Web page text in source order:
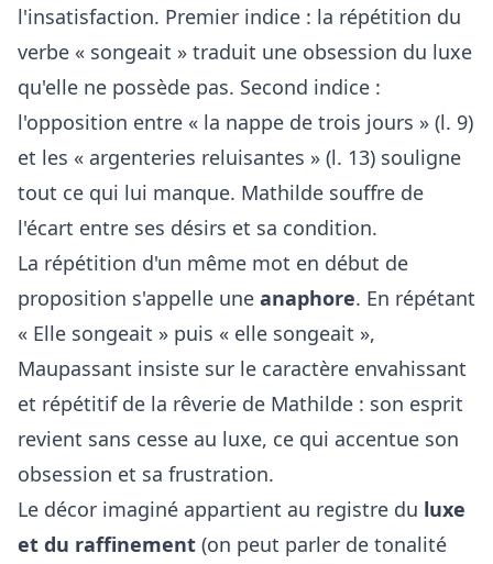
l'insatisfaction. Premier indice : la répétition du
verbe « songeait » traduit une obsession du luxe
qu'elle ne possède pas. Second indice :
l'opposition entre « la nappe de trois jours » (l. 9)
et les « argenteries reluisantes » (l. 13) souligne
tout ce qui lui manque. Mathilde souffre de
l'écart entre ses désirs et sa condition.
La répétition d'un même mot en début de
proposition s'appelle une anaphore. En répétant
« Elle songeait » puis « elle songeait »,
Maupassant insiste sur le caractère envahissant
et répétitif de la rêverie de Mathilde : son esprit
revient sans cesse au luxe, ce qui accentue son
obsession et sa frustration.
Le décor imaginé appartient au registre du luxe
et du raffinement (on peut parler de tonalité